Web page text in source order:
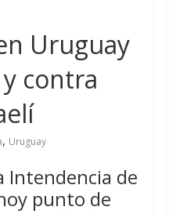
Uruguay
contra
, Uruguay
Intendencia de
punto de